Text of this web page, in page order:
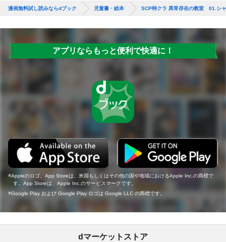
漫画無料試し読みならdブック 児童書・絵本 SCP特クラ 異常存在の教室 01.シ
アプリならもっと便利で快適に！
Appleのロゴ、App Storeは、米国もしくはその他の国や地域におけるApple Inc.の商標で
す。App Storeは、Apple Inc.のサービスマークです。
Google Play および Google Play ロゴは Google LLC の商標です。
dマーケットストア